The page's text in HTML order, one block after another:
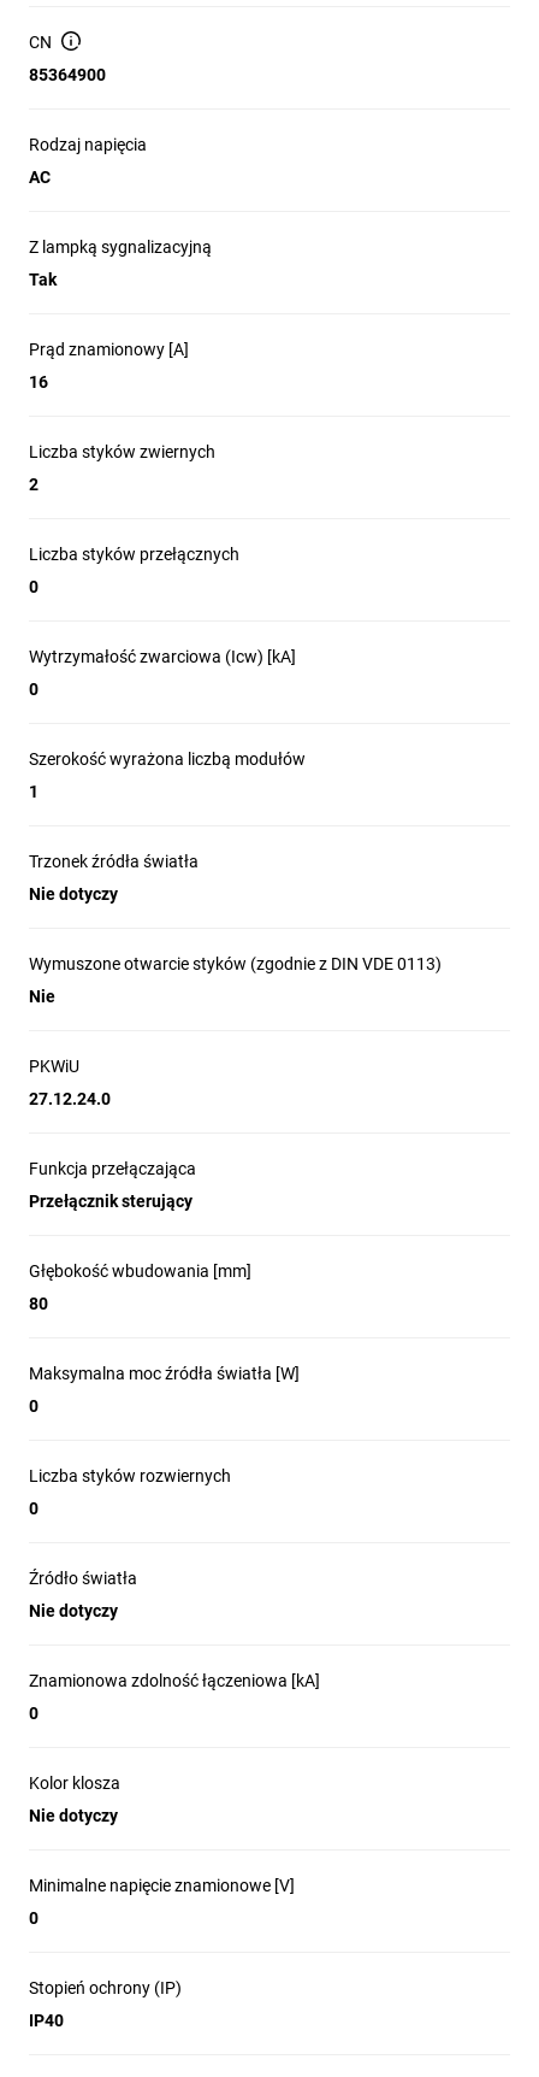
CN
85364900
Rodzaj napięcia
AC
Z lampką sygnalizacyjną
Tak
Prąd znamionowy [A]
16
Liczba styków zwiernych
2
Liczba styków przełącznych
0
Wytrzymałość zwarciowa (Icw) [kA]
0
Szerokość wyrażona liczbą modułów
1
Trzonek źródła światła
Nie dotyczy
Wymuszone otwarcie styków (zgodnie z DIN VDE 0113)
Nie
PKWiU
27.12.24.0
Funkcja przełączająca
Przełącznik sterujący
Głębokość wbudowania [mm]
80
Maksymalna moc źródła światła [W]
0
Liczba styków rozwiernych
0
Źródło światła
Nie dotyczy
Znamionowa zdolność łączeniowa [kA]
0
Kolor klosza
Nie dotyczy
Minimalne napięcie znamionowe [V]
0
Stopień ochrony (IP)
IP40